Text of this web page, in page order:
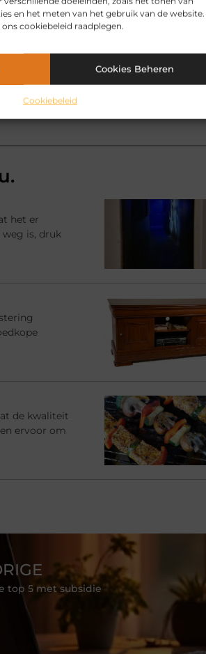
en het meten van het gebruik van de website.
cookiebeleid raadplegen.
Cookies Beheren
Cookiebeleid
bewaren?
Email
het er
is, druk
de kwaliteit
ervoor om
top 5 met subsidie